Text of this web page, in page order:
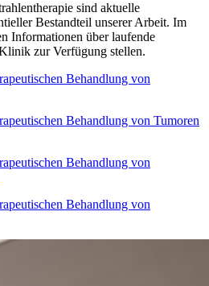
sind aktuelle
Bestandteil unserer Arbeit. Im
Informationen über laufende
zur Verfügung stellen.
Behandlung von
Behandlung von Tumoren
Behandlung von
Behandlung von